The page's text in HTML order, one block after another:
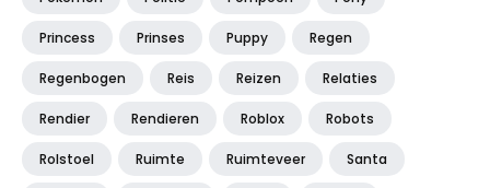
Princess Prinses Puppy Regen
Regenbogen Reis Reizen Relaties
Rendier Rendieren Roblox Robots
Rolstoel Ruimte Ruimteveer Santa